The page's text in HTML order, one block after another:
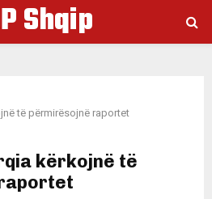
Shqip
të përmirësojnë raportet
kërkojnë të